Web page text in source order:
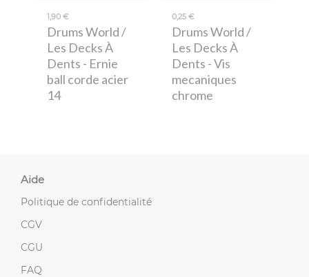
1,90 €
Drums World /
Les Decks À
Dents - Ernie
ball corde acier
14
0,25 €
Drums World /
Les Decks À
Dents - Vis
mecaniques
chrome
Aide
Politique de confidentialité
CGV
CGU
FAQ